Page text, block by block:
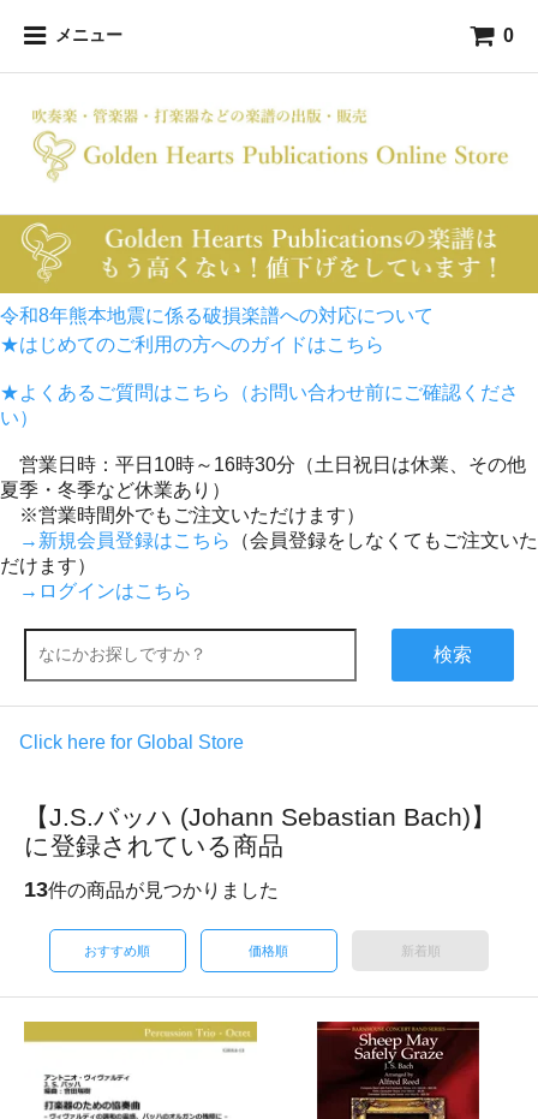
メニュー 0
令和8年熊本地震に係る破損楽譜への対応について
★はじめてのご利用の方へのガイドはこちら
★よくあるご質問はこちら（お問い合わせ前にご確認くださ
い）
営業日時：平日10時～16時30分（土日祝日は休業、その他
夏季・冬季など休業あり）
※営業時間外でもご注文いただけます）
→新規会員登録はこちら
（会員登録をしなくてもご注文いた
だけます）
→ログインはこちら
検索
Click here for Global Store
【J.S.バッハ (Johann Sebastian Bach)】
に登録されている商品
13件の商品が見つかりました
おすすめ順 価格順 新着順